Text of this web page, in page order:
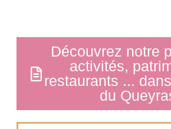
Découvrez notre
activités,
restaurants ...
du